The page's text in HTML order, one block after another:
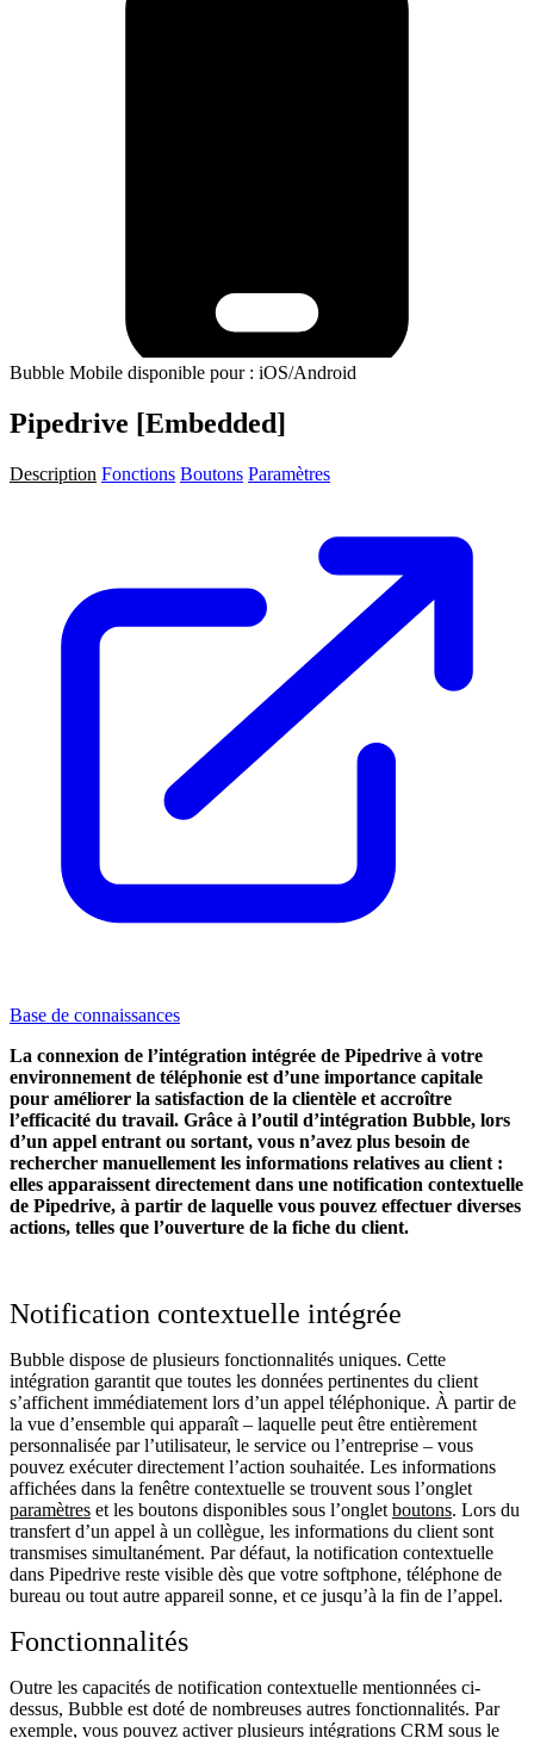
Bubble Mobile disponible pour : iOS/Android
Pipedrive [Embedded]
Description Fonctions Boutons Paramètres
Base de connaissances
La connexion de l’intégration intégrée de Pipedrive à votre
environnement de téléphonie est d’une importance capitale
pour améliorer la satisfaction de la clientèle et accroître
l’efficacité du travail. Grâce à l’outil d’intégration Bubble, lors
d’un appel entrant ou sortant, vous n’avez plus besoin de
rechercher manuellement les informations relatives au client :
elles apparaissent directement dans une notification contextuelle
de Pipedrive, à partir de laquelle vous pouvez effectuer diverses
actions, telles que l’ouverture de la fiche du client.
Notification contextuelle intégrée
Bubble dispose de plusieurs fonctionnalités uniques. Cette
intégration garantit que toutes les données pertinentes du client
s’affichent immédiatement lors d’un appel téléphonique. À partir de
la vue d’ensemble qui apparaît – laquelle peut être entièrement
personnalisée par l’utilisateur, le service ou l’entreprise – vous
pouvez exécuter directement l’action souhaitée. Les informations
affichées dans la fenêtre contextuelle se trouvent sous l’onglet
paramètres et les boutons disponibles sous l’onglet boutons. Lors du
transfert d’un appel à un collègue, les informations du client sont
transmises simultanément. Par défaut, la notification contextuelle
dans Pipedrive reste visible dès que votre softphone, téléphone de
bureau ou tout autre appareil sonne, et ce jusqu’à la fin de l’appel.
Fonctionnalités
Outre les capacités de notification contextuelle mentionnées ci-
dessus, Bubble est doté de nombreuses autres fonctionnalités. Par
exemple, vous pouvez activer plusieurs intégrations CRM sous le